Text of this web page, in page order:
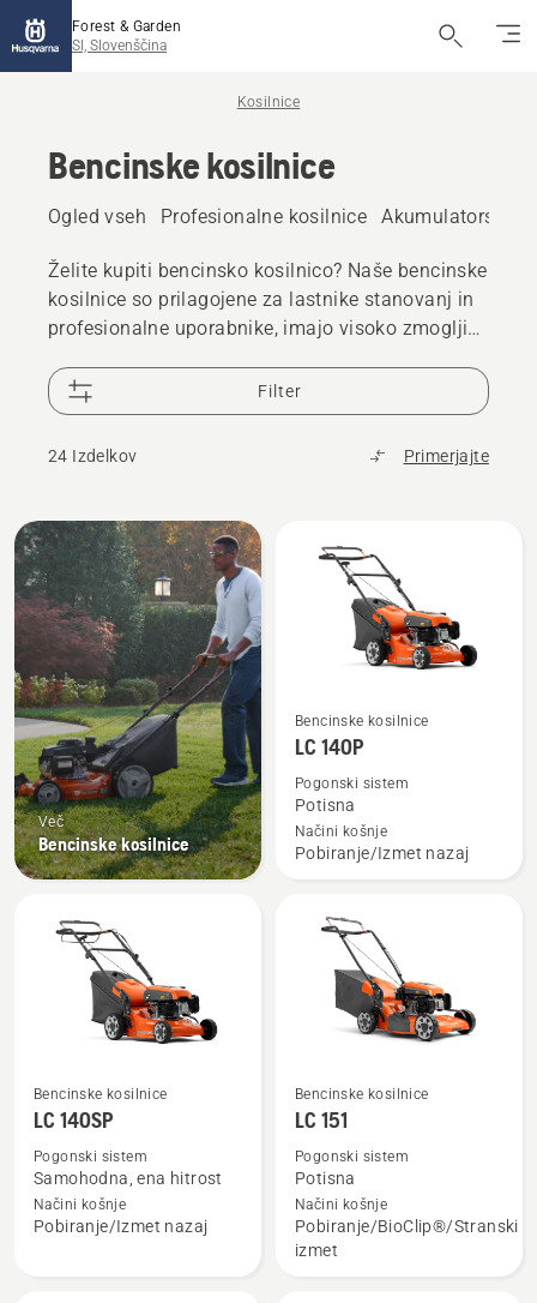
Forest & Garden
SI, Slovenščina
Kosilnice
Bencinske kosilnice
Ogled vseh Profesionalne kosilnice Akumulatorske
Želite kupiti bencinsko kosilnico? Naše bencinske
kosilnice so prilagojene za lastnike stanovanj in
profesionalne uporabnike, imajo visoko zmogljive
kosišča, ki vedno zagotavljajo vrhunske rezultate
košnje za urejeno in zdravo trato.
Filter
24 Izdelkov Primerjajte
Prikaži
vse
Več
Bencinske kosilnice
Oglejte
podrobnosti
LC 140P
Bencinske kosilnice
LC 140P
Pogonski sistem
Potisna
Načini košnje
Pobiranje/Izmet nazaj
Oglejte
več
podrobnosti
LC 140SP
Bencinske kosilnice
LC 140SP
Pogonski sistem
Samohodna, ena hitrost
Načini košnje
Pobiranje/Izmet nazaj
Oglejte
več
podrobnosti
LC 151
Bencinske kosilnice
LC 151
Pogonski sistem
Potisna
Načini košnje
Pobiranje/BioClip®/Stranski
izmet